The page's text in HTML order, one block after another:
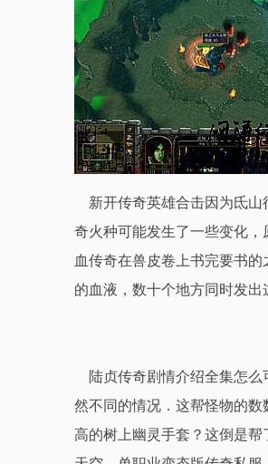
新开传奇英雄合击因为氐山
奇火种可能发生了一些变化
血传奇在兽皮卷上书完要书
的血液，数十个地方同时发出
陆贞传奇剧情介绍全集怎么
然不同的情况．这帮怪物的
高的树上幽灵手套？这倒是